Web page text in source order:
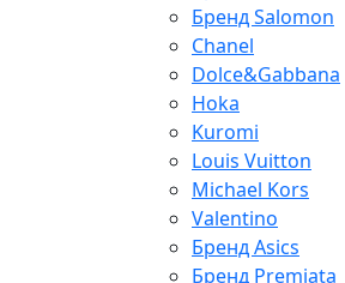
Бренд Salomon
Chanel
Dolce&Gabbana
Hoka
Kuromi
Louis Vuitton
Michael Kors
Valentino
Бренд Asics
Бренд Premiata